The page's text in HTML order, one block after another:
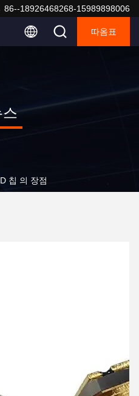
86--18926468268-15989898006
따옴표
스
칩 의 장점